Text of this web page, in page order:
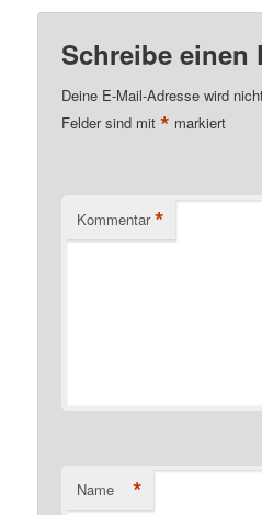
Schreibe einen
Deine E-Mail-Adresse wird
Felder sind mit* markiert
Kommentar *
Name *